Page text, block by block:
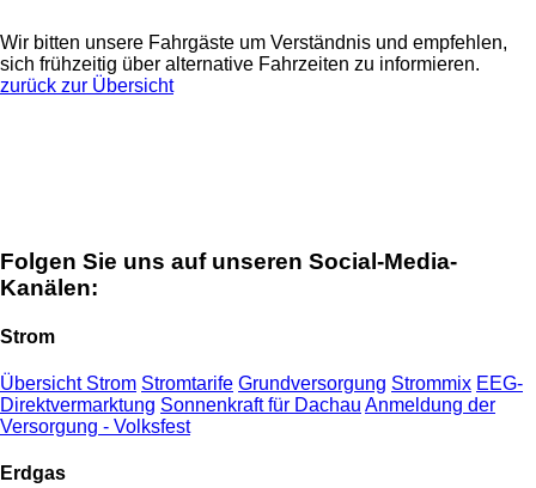
Wir bitten unsere Fahrgäste um Verständnis und empfehlen,
sich frühzeitig über alternative Fahrzeiten zu informieren.
zurück zur Übersicht
Folgen Sie uns auf unseren Social-Media-
Kanälen:
Strom
Übersicht Strom Stromtarife Grundversorgung Strommix EEG-
Direktvermarktung Sonnenkraft für Dachau Anmeldung der
Versorgung - Volksfest
Erdgas